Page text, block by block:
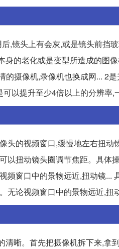
,镜头上有会灰,或是镜头前挡
的老化或是变型所造成的图
摄像机,录像机也换成网... 2
以提升至少4倍以上的分辨率,
头的视频窗口,缓慢地左右扭
以扭动镜头圈调节焦距。具体
频窗口中的景物远近,扭动镜...
论视频窗口中的景物远近,扭
晰。首先把摄像机拆下来,拿